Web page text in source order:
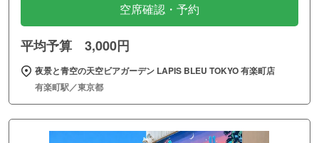
空席確認・予約
平均予算 3,000円
夜景と青空の天空ビアガーデン LAPIS BLEU TOKYO 有楽町店
有楽町駅／東京都